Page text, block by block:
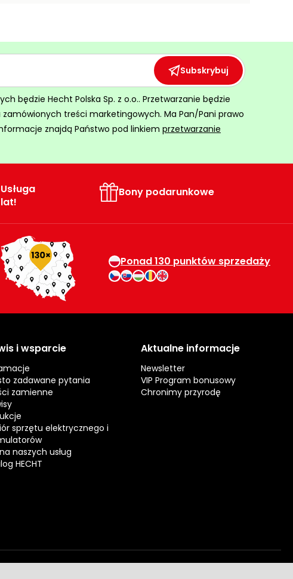
Subskrybuj
będzie Hecht Polska Sp. z o.o.. Przetwarzanie będzie
treści marketingowych. Ma Pan/Pani prawo
znajdą Państwo pod linkiem przetwarzanie
Bony podarunkowe
Ponad 130 punktów sprzedaży
i wsparcie
zadawane pytania
zamienne
sprzętu elektrycznego i
naszych usług
HECHT
Aktualne informacje
Newsletter
VIP Program bonusowy
Chronimy przyrodę